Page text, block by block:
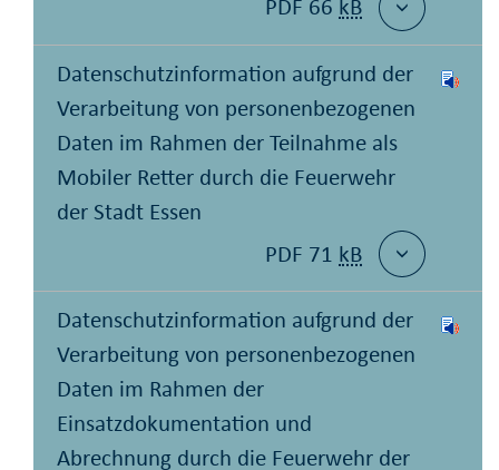
PDF 66 kB
Datenschutzinformation aufgrund der
Verarbeitung von personenbezogenen
Daten im Rahmen der Teilnahme als
Mobiler Retter durch die Feuerwehr
der Stadt Essen
PDF 71 kB
Datenschutzinformation aufgrund der
Verarbeitung von personenbezogenen
Daten im Rahmen der
Einsatzdokumentation und
Abrechnung durch die Feuerwehr der